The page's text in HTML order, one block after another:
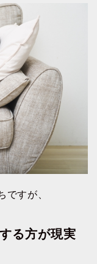
ですが、
る方が現実